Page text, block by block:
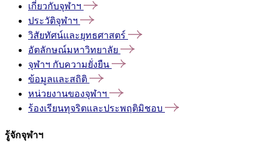
เกี่ยวกับจุฬาฯ
ประวัติจุฬาฯ
วิสัยทัศน์และยุทธศาสตร์
อัตลักษณ์มหาวิทยาลัย
จุฬาฯ กับความยั่งยืน
ข้อมูลและสถิติ
หน่วยงานของจุฬาฯ
ร้องเรียนทุจริตและประพฤติมิชอบ
รู้จักจุฬาฯ